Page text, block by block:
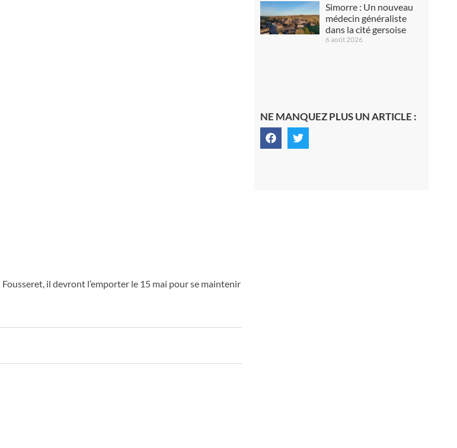
il devront l’emporter le 15 mai pour se maintenir
Simorre : Un nouveau
médecin généraliste
dans la cité gersoise
6 août 2026
NE MANQUEZ PLUS UN ARTICLE :